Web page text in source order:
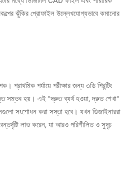
ঝুঁকির প্রোফাইল উল্লেখযোগ্যভাবে কমানোর
প্রাথমিক পর্যায়ে পরীক্ষার জন্য ৩ডি প্রিন্টিং
সম্ভব হয়। এই "দ্রুত ব্যর্থ হওয়া, দ্রুত শেখা"
সংশোধন করা সস্তা হবে। যখন ডিজাইনাররা
লাভ করেন, যা আরও পরিশীলিত ও সুদৃঢ়